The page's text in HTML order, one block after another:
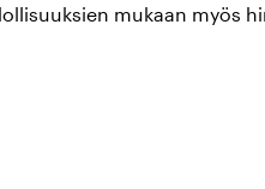
mukaan myös